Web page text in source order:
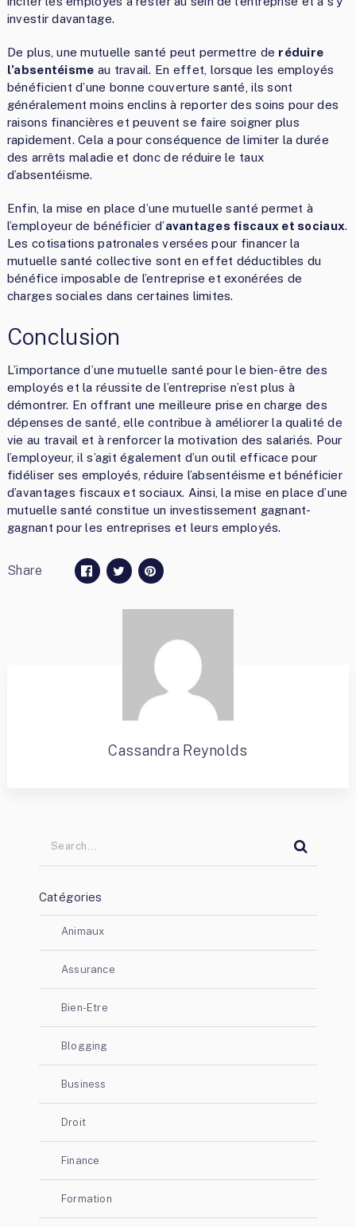
investir davantage.
De plus, une mutuelle santé peut permettre de réduire
l’absentéisme au travail. En effet, lorsque les employés
bénéficient d’une bonne couverture santé, ils sont
généralement moins enclins à reporter des soins pour des
raisons financières et peuvent se faire soigner plus
rapidement. Cela a pour conséquence de limiter la durée
des arrêts maladie et donc de réduire le taux
d’absentéisme.
Enfin, la mise en place d’une mutuelle santé permet à
l’employeur de bénéficier d’avantages fiscaux et sociaux.
Les cotisations patronales versées pour financer la
mutuelle santé collective sont en effet déductibles du
bénéfice imposable de l’entreprise et exonérées de
charges sociales dans certaines limites.
Conclusion
L’importance d’une mutuelle santé pour le bien-être des
employés et la réussite de l’entreprise n’est plus à
démontrer. En offrant une meilleure prise en charge des
dépenses de santé, elle contribue à améliorer la qualité de
vie au travail et à renforcer la motivation des salariés. Pour
l’employeur, il s’agit également d’un outil efficace pour
fidéliser ses employés, réduire l’absentéisme et bénéficier
d’avantages fiscaux et sociaux. Ainsi, la mise en place d’une
mutuelle santé constitue un investissement gagnant-
gagnant pour les entreprises et leurs employés.
Share
Cassandra Reynolds
Catégories
Animaux
Assurance
Bien-Etre
Blogging
Business
Droit
Finance
Formation